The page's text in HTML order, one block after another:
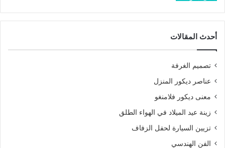
أحدث المقالات
تصميم الغرفة
عناصر ديكور المنزل
معنى ديكور فلامنغو
زينة عيد الميلاد في الهواء الطلق
تزيين السيارة لحفل الزفاف
الفن الهندسي